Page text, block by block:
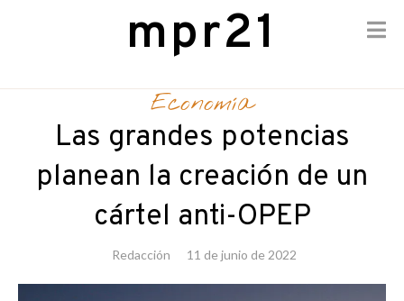
mpr21
Economía
Las grandes potencias
planean la creación de un
cártel anti-OPEP
Redacción 11 de junio de 2022